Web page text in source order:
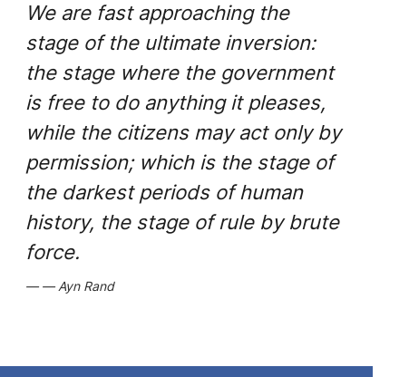
We are fast approaching the
stage of the ultimate inversion:
the stage where the government
is free to do anything it pleases,
while the citizens may act only by
permission; which is the stage of
the darkest periods of human
history, the stage of rule by brute
force.
Ayn Rand